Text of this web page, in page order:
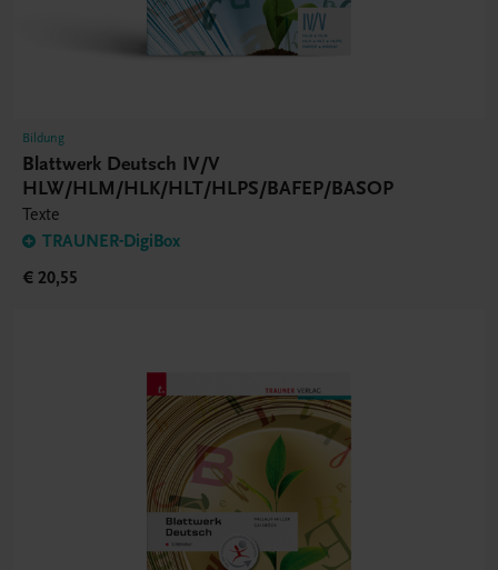
Bildung
Blattwerk Deutsch IV/V
HLW/HLM/HLK/HLT/HLPS/BAFEP/BASOP
Texte
TRAUNER-DigiBox
€ 20,55